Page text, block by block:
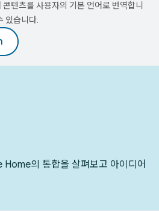
텐츠를 사용자의 기본 언어로 번역합니
있습니다.
의 통합을 살펴보고 아이디어